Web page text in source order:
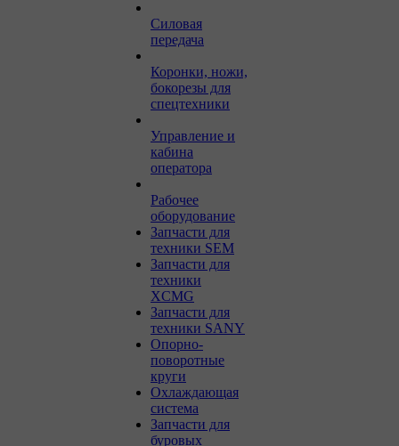
Силовая
передача
Коронки, ножи,
бокорезы для
спецтехники
Управление и
кабина
оператора
Рабочее
оборудование
Запчасти для
техники SEM
Запчасти для
техники
XCMG
Запчасти для
техники SANY
Опорно-
поворотные
круги
Охлаждающая
система
Запчасти для
буровых